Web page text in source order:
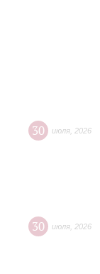
30 июля 2026
30 июля 2026